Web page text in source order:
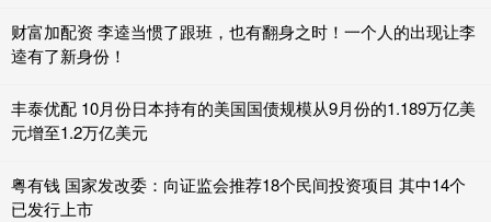
财富加配资 李逵当惯了跟班，也有翻身之时！一个人的出现让李
逵有了新身份！
丰泰优配 10月份日本持有的美国国债规模从9月份的1.189万亿美
元增至1.2万亿美元
粤有钱 国家发改委：向证监会推荐18个民间投资项目 其中14个
已发行上市